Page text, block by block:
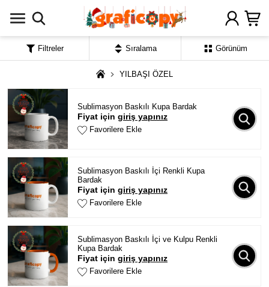
YILBAŞI ÖZEL
Sublimasyon Baskılı Kupa Bardak
Fiyat için giriş yapınız
Favorilere Ekle
Sublimasyon Baskılı İçi Renkli Kupa
Bardak
Fiyat için giriş yapınız
Favorilere Ekle
Sublimasyon Baskılı İçi ve Kulpu Renkli
Kupa Bardak
Fiyat için giriş yapınız
Favorilere Ekle
Filtreler Sıralama Görünüm